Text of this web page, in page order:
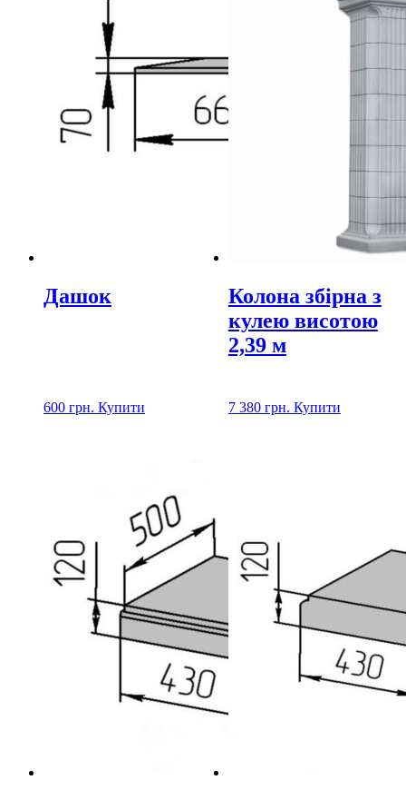
Дашок
600 грн. Купити
Колона збірна з
кулею висотою
2,39 м
7 380 грн. Купити